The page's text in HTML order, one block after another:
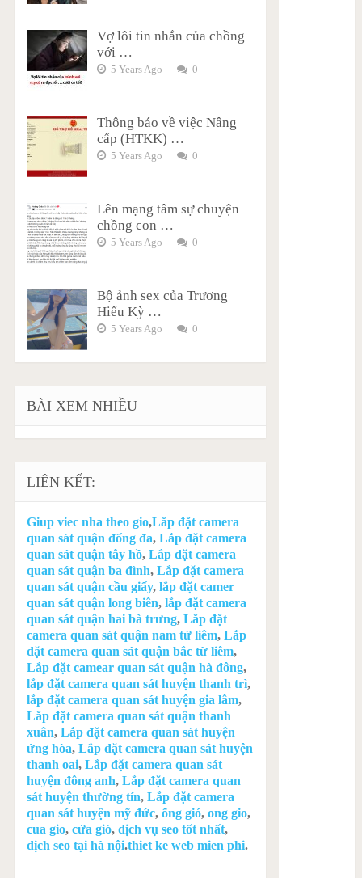
Vợ lôi tin nhắn của chồng
với …
5 Years Ago 0
Thông báo về việc Nâng
cấp (HTKK) …
5 Years Ago 0
Lên mạng tâm sự chuyện
chồng con …
5 Years Ago 0
Bộ ảnh sex của Trương
Hiểu Kỳ …
5 Years Ago 0
BÀI XEM NHIỀU
LIÊN KẾT:
Giup viec nha theo gio,Lắp đặt camera
quan sát quận đống đa, Lắp đặt camera
quan sát quận tây hồ, Lắp đặt camera
quan sát quận ba đình, Lắp đặt camera
quan sát quận cầu giấy, lắp đặt camer
quan sát quận long biên, lắp đặt camera
quan sát quận hai bà trưng, Lắp đặt
camera quan sát quận nam từ liêm, Lắp
đặt camera quan sát quận bắc từ liêm,
Lắp đặt camear quan sát quận hà đông,
lắp đặt camera quan sát huyện thanh trì,
lắp đặt camera quan sát huyện gia lâm,
Lắp đặt camera quan sát quận thanh
xuân, Lắp đặt camera quan sát huyện
ứng hòa, Lắp đặt camera quan sát huyện
thanh oai, Lắp đặt camera quan sát
huyện đông anh, Lắp đặt camera quan
sát huyện thường tín, Lắp đặt camera
quan sát huyện mỹ đức, ống gió, ong gio,
cua gio, cửa gió, dịch vụ seo tốt nhất,
dịch seo tại hà nội.thiet ke web mien phi.